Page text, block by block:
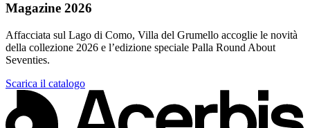
Magazine 2026
Affacciata sul Lago di Como, Villa del Grumello accoglie le novità
della collezione 2026 e l’edizione speciale Palla Round About
Seventies.
Scarica il catalogo